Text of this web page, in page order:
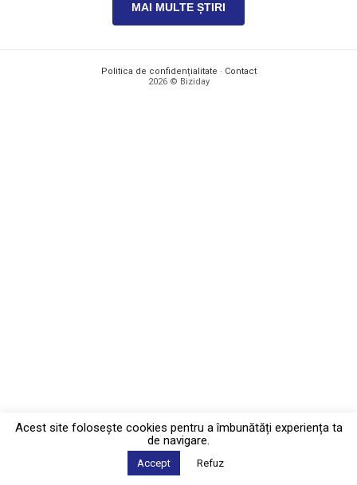
MAI MULTE ȘTIRI
Politica de confidențialitate · Contact
2026 © Biziday
Acest site foloseşte cookies pentru a îmbunătăți experiența ta
de navigare.
Accept Refuz